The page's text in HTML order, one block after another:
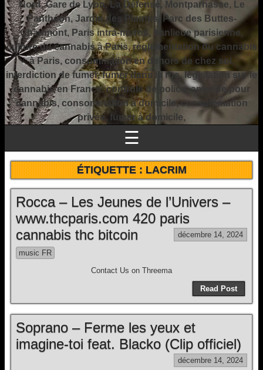
Nord, Gare de Lyon, La Défense, Montparnasse, Le
Panthéon, Jardin des Plantes, Parc des Buttes-
Chaumont, Paris intra-muros, banlieue parisienne,
culture du cannabis à Paris, réglementation du cannabis
à Paris, consommation en dehors de chez soi,
interdiction de fumer, fumer dans la rue, législation sur le
cannabis en France, contrôle de police, amende pour
cannabis, consommation à domicile, consommation
privée, fumer à domicile,
☰
ÉTIQUETTE :LACRIM
Rocca – Les Jeunes de l’Univers –
www.thcparis.com 420 paris
cannabis thc bitcoin
décembre 14, 2024
music FR
Contact Us on Threema
Read Post
Soprano – Ferme les yeux et
imagine-toi feat. Blacko (Clip officiel)
décembre 14, 2024